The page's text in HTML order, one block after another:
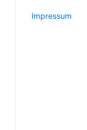
Impressum